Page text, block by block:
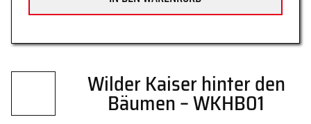
Wilder Kaiser hinter den
Bäumen – WKHB01